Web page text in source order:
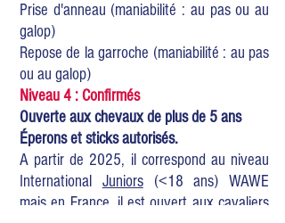
Prise d'anneau (maniabilité : au pas ou au
galop)
Repose de la garroche (maniabilité : au pas
ou au galop)
Niveau 4 : Confirmés
Ouverte aux chevaux de plus de 5 ans
Éperons et sticks autorisés.
A partir de 2025, il correspond au niveau
International Juniors(<18 ans) WAWE
mais en France, il est ouvert aux cavaliers